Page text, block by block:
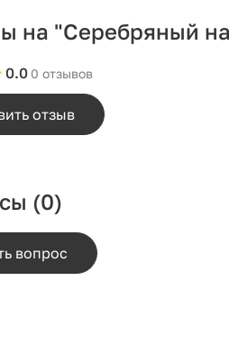
на "Серебряный
0 отзывов
0.0
отзыв
(0)
вопрос